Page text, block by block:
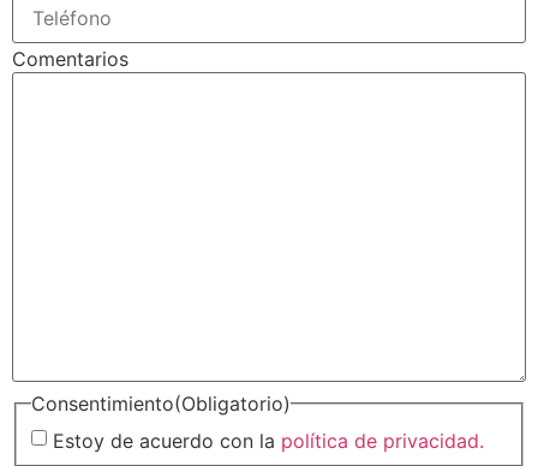
Comentarios
Consentimiento(Obligatorio)
Estoy de acuerdo con la política de privacidad.